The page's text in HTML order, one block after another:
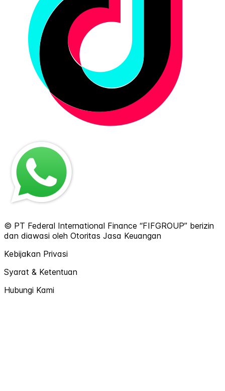
© PT Federal International Finance “FIFGROUP” berizin
dan diawasi oleh Otoritas Jasa Keuangan
Kebijakan Privasi
Syarat & Ketentuan
Hubungi Kami